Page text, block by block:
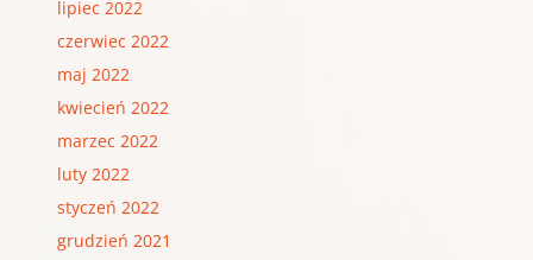
lipiec 2022
czerwiec 2022
maj 2022
kwiecień 2022
marzec 2022
luty 2022
styczeń 2022
grudzień 2021